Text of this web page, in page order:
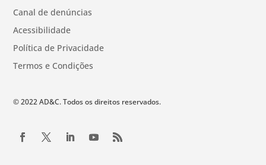
Canal de denúncias
Acessibilidade
Política de Privacidade
Termos e Condições
© 2022 AD&C. Todos os direitos reservados.